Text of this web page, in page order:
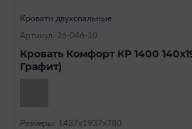
Кровати двухспальные
Артикул: 26-046-10
Кровать Комфорт КР 1400
Графит)
Размеры: 1437х1937х780